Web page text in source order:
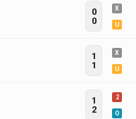
0
0
X
U
1
1
X
U
1
2
2
O